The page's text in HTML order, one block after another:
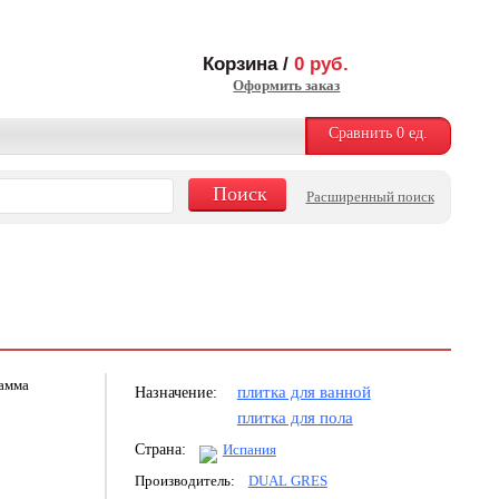
Корзина /0 руб.
Оформить заказ
Сравнить 0ед.
Расширенный поиск
Назначение:
плитка для ванной
плитка для пола
Страна:
Испания
Производитель:
DUAL GRES